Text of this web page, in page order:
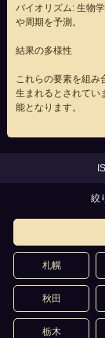
バイオリズム: 生物
や周期を予測。
結果の多様性
これらの要素を組み
生まれるとされてい
能となります。
絞
札幌
秋田
栃木